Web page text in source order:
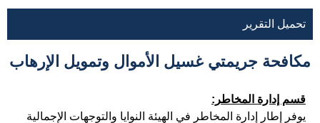
تحميل التقرير
مكافحة جريمتي غسيل الأموال وتمويل الإرهاب
قسم إدارة المخاطر:
يوفر إطار إدارة المخاطر في الهيئة النوايا والتوجهات الإجمالية